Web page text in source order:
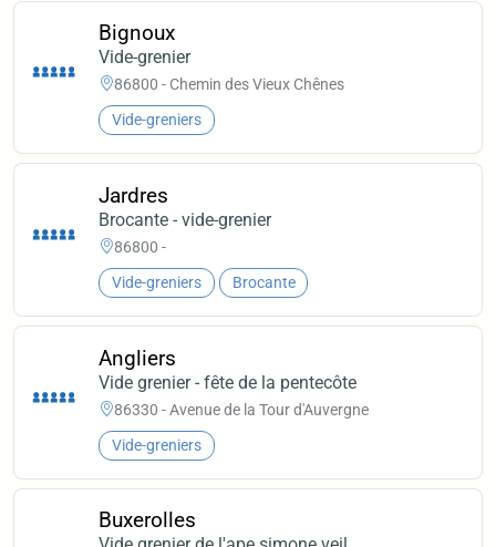
Bignoux
Vide-grenier
86800 - Chemin des Vieux Chênes
Vide-greniers
Jardres
Brocante - vide-grenier
86800 -
Vide-greniers Brocante
Angliers
Vide grenier - fête de la pentecôte
86330 - Avenue de la Tour d'Auvergne
Vide-greniers
Buxerolles